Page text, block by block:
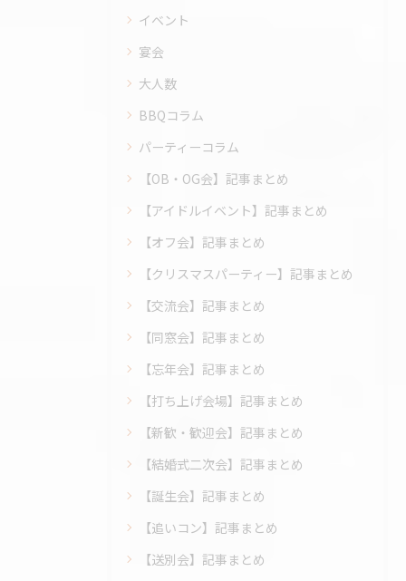
イベント
宴会
大人数
BBQコラム
パーティーコラム
【OB・OG会】記事まとめ
【アイドルイベント】記事まとめ
【オフ会】記事まとめ
【クリスマスパーティー】記事まとめ
【交流会】記事まとめ
【同窓会】記事まとめ
【忘年会】記事まとめ
【打ち上げ会場】記事まとめ
【新歓・歓迎会】記事まとめ
【結婚式二次会】記事まとめ
【誕生会】記事まとめ
【追いコン】記事まとめ
【送別会】記事まとめ